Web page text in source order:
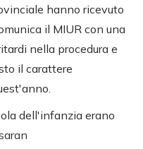
hanno ricevuto
il MIUR con una
nella procedura e
il carattere
dell'infanzia erano